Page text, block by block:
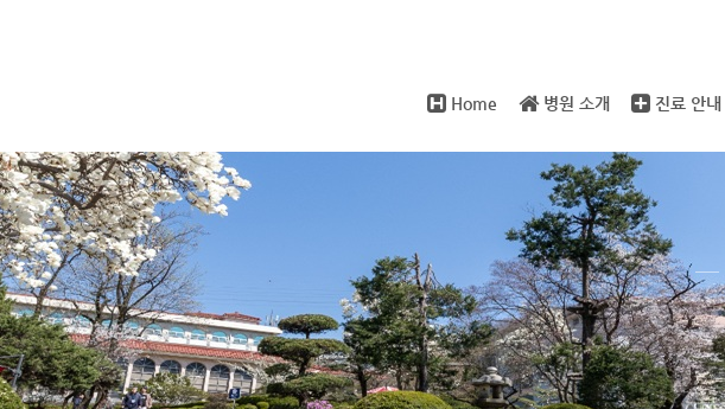
Home 병원 소개 진료 안내
Sub
Promotion